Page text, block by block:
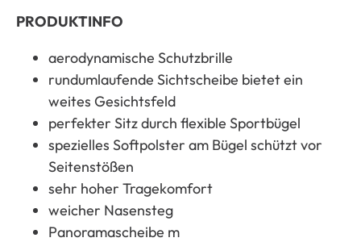
PRODUKTINFO
aerodynamische Schutzbrille
rundumlaufende Sichtscheibe bietet ein
weites Gesichtsfeld
perfekter Sitz durch flexible Sportbügel
spezielles Softpolster am Bügel schützt vor
Seitenstößen
sehr hoher Tragekomfort
weicher Nasensteg
Panoramascheibe m